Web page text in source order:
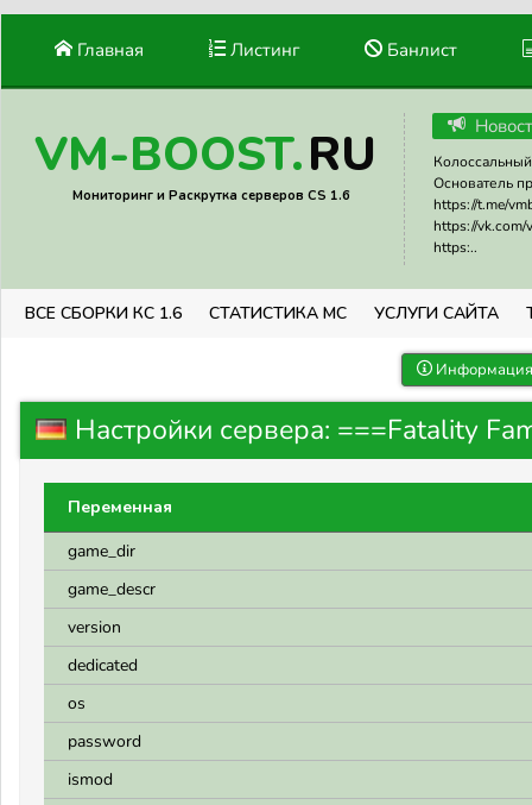
Главная Листинг Банлист
VM-BOOST.RU
Мониторинг и Раскрутка серверов CS 1.6
Основатель
https://t.me/
https://vk.com/
https:..
ВСЕ СБОРКИ КС 1.6 СТАТИСТИКА МС УСЛУГИ САЙТА
Настройки сервера: ===Fatality
Переменная
game_dir
game_descr
version
dedicated
os
password
ismod